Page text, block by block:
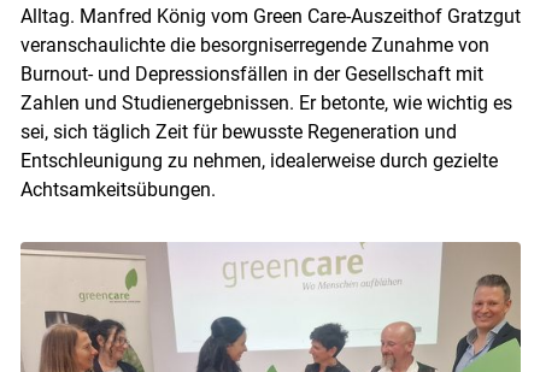
Alltag. Manfred König vom Green Care-Auszeithof Gratzgut
veranschaulichte die besorgniserregende Zunahme von
Burnout- und Depressionsfällen in der Gesellschaft mit
Zahlen und Studienergebnissen. Er betonte, wie wichtig es
sei, sich täglich Zeit für bewusste Regeneration und
Entschleunigung zu nehmen, idealerweise durch gezielte
Achtsamkeitsübungen.